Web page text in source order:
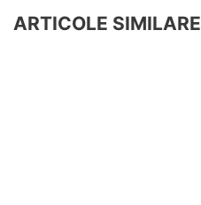
ARTICOLE SIMILARE